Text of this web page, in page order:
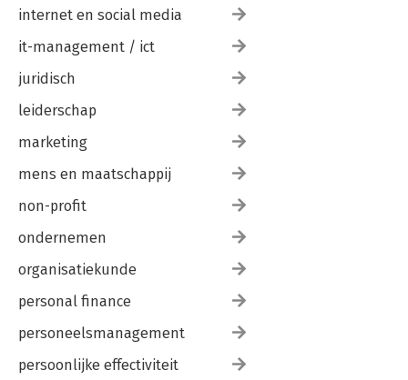
internet en social media
it-management / ict
juridisch
leiderschap
marketing
mens en maatschappij
non-profit
ondernemen
organisatiekunde
personal finance
personeelsmanagement
persoonlijke effectiviteit